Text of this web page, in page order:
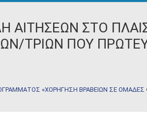
ΑΙΤΗΣΕΩΝ ΣΤΟ
ΤΡΙΩΝ ΠΟΥ
«ΧΟΡΗΓΗΣΗ ΒΡΑΒΕΙΩΝ ΣΕ